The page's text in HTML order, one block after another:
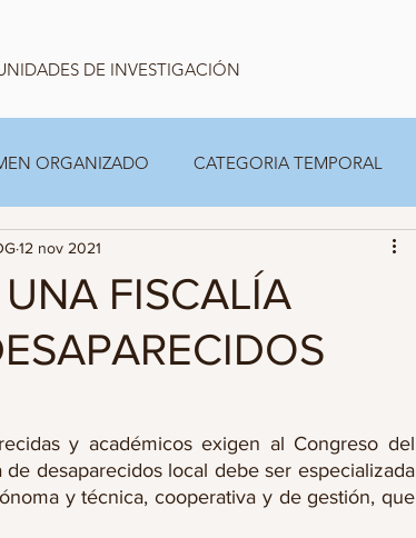
DE INVESTIGACIÓN
ORGANIZADO CATEGORIA TEMPORAL
ESTADISTICA
FISCALÍA
12 nov 2021
y académicos exigen al Congreso del
desaparecidos local debe ser especializada
y técnica, cooperativa y de gestión, que